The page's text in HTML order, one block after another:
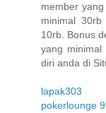
member
minimal
10rb. Bonus
yang minimal
diri anda di
lapak303
pokerlounge